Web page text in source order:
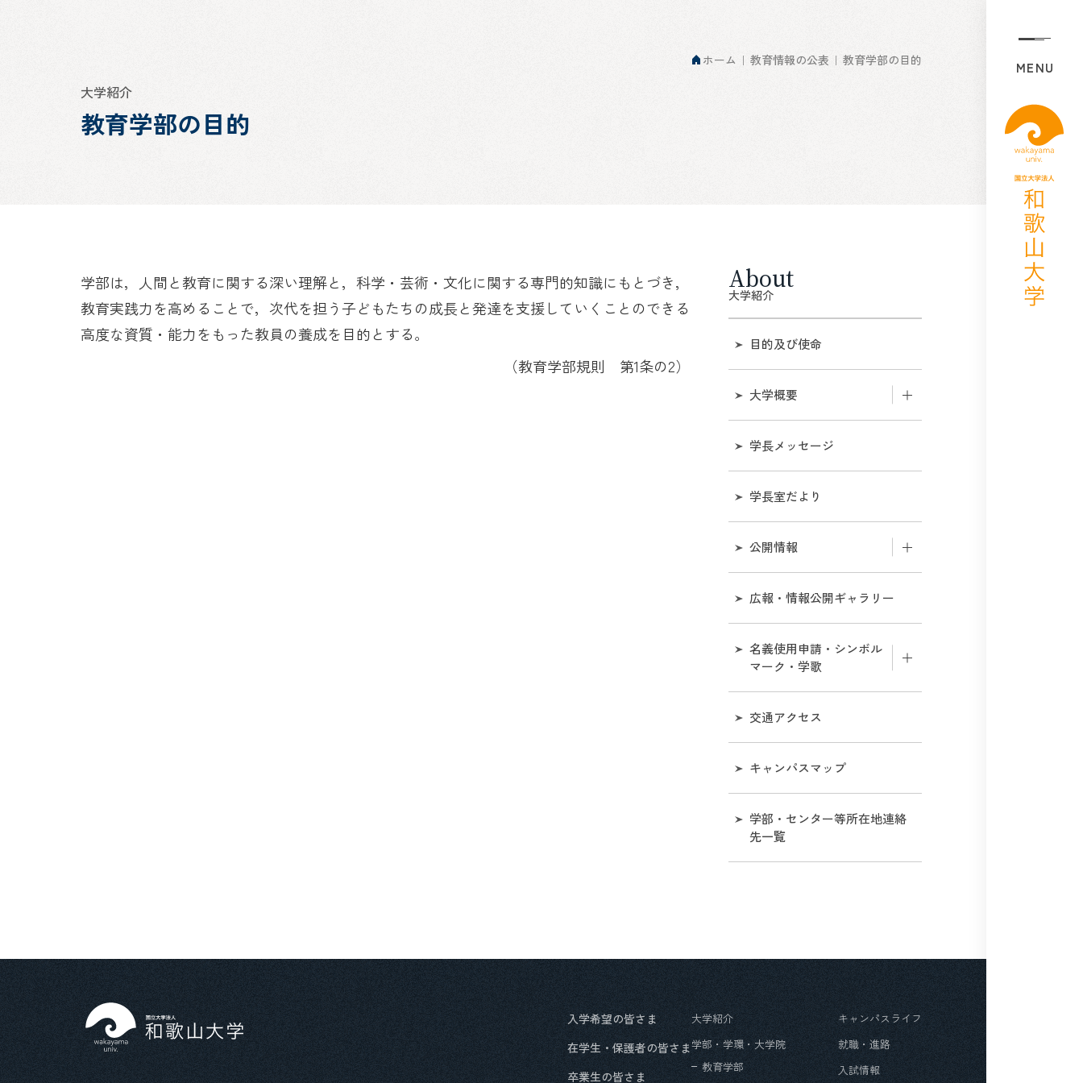
MENU
ホーム 教育情報の公表 教育学部の目的
大学紹介
教育学部の目的
学部は，人間と教育に関する深い理解と，科学・芸術・文化に関する専門的知識にもとづき，
教育実践力を高めることで，次代を担う子どもたちの成長と発達を支援していくことのできる
高度な資質・能力をもった教員の養成を目的とする。
（教育学部規則 第1条の2）
About
大学紹介
目的及び使命
大学概要
和歌山大学のあゆみ
役職員
教育研究評議会
経営協議会
学部・センター等所在地連
学長メッセージ
学長室だより
公開情報
組織
評価・監査に関する情報
大学等の設置に係る設置計
画書及び設置計画履行状況
報告書等に関する情報
学長選考
独立行政法人等の役員に就
期間末に⽬指す専任教員の
広報・情報公開ギャラリー
名義使用申請・シンボル
マーク・学歌
名義使用申請について
いて［和歌山大学視覚表現
学歌
交通アクセス
キャンパスマップ
学部・センター等所在地連絡
先一覧
入学希望の皆さま
在学生・保護者の皆さま
卒業生の皆さま
大学紹介
学部・学環・大学院
教育学部
キャンパスライフ
就職・進路
入試情報